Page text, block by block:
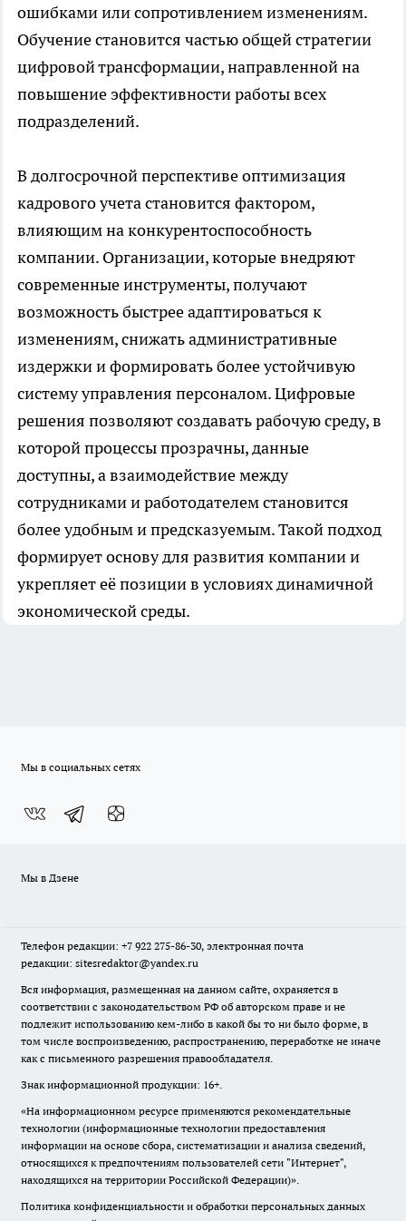
ошибками или сопротивлением изменениям.
Обучение становится частью общей стратегии
цифровой трансформации, направленной на
повышение эффективности работы всех
подразделений.
В долгосрочной перспективе оптимизация
кадрового учета становится фактором,
влияющим на конкурентоспособность
компании. Организации, которые внедряют
современные инструменты, получают
возможность быстрее адаптироваться к
изменениям, снижать административные
издержки и формировать более устойчивую
систему управления персоналом. Цифровые
решения позволяют создавать рабочую среду, в
которой процессы прозрачны, данные
доступны, а взаимодействие между
сотрудниками и работодателем становится
более удобным и предсказуемым. Такой подход
формирует основу для развития компании и
укрепляет её позиции в условиях динамичной
экономической среды.
Мы в социальных сетях
Мы в Дзене
Телефон редакции: +7 922 275-86-30, электронная почта
редакции: sitesredaktor@yandex.ru
Вся информация, размещенная на данном сайте, охраняется в
соответствии с законодательством РФ об авторском праве и не
подлежит использованию кем-либо в какой бы то ни было форме, в
том числе воспроизведению, распространению, переработке не иначе
как с письменного разрешения правообладателя.
Знак информационной продукции: 16+.
«На информационном ресурсе применяются рекомендательные
технологии (информационные технологии предоставления
информации на основе сбора, систематизации и анализа сведений,
относящихся к предпочтениям пользователей сети "Интернет",
находящихся на территории Российской Федерации)».
Политика конфиденциальности и обработки персональных данных